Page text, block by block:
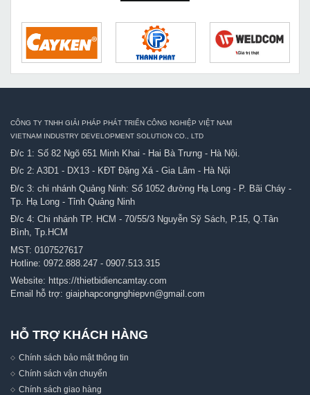
CÔNG TY TNHH GIẢI PHÁP PHÁT TRIỂN CÔNG NGHIỆP VIỆT NAM
VIETNAM INDUSTRY DEVELOPMENT SOLUTION CO., LTD
Đ/c 1: Số 82 Ngõ 651 Minh Khai - Hai Bà Trưng - Hà Nội.
Đ/c 2: A3D1 - DX13 - KĐT Đặng Xá - Gia Lâm - Hà Nội
Đ/c 3: chi nhánh Quảng Ninh: Số 1052 đường Hạ Long - P. Bãi Cháy -
Tp. Hạ Long - Tỉnh Quảng Ninh
Đ/c 4: Chi nhánh TP. HCM - 70/55/3 Nguyễn Sỹ Sách, P.15, Q.Tân
Bình, Tp.HCM
MST: 0107527617
Hotline: 0972.888.247 - 0907.513.315
Website: https://thietbidiencamtay.com
Email hỗ trợ: giaiphapcongnghiepvn@gmail.com
HỖ TRỢ KHÁCH HÀNG
Chính sách bảo mật thông tin
Chính sách vận chuyển
Chính sách giao hàng